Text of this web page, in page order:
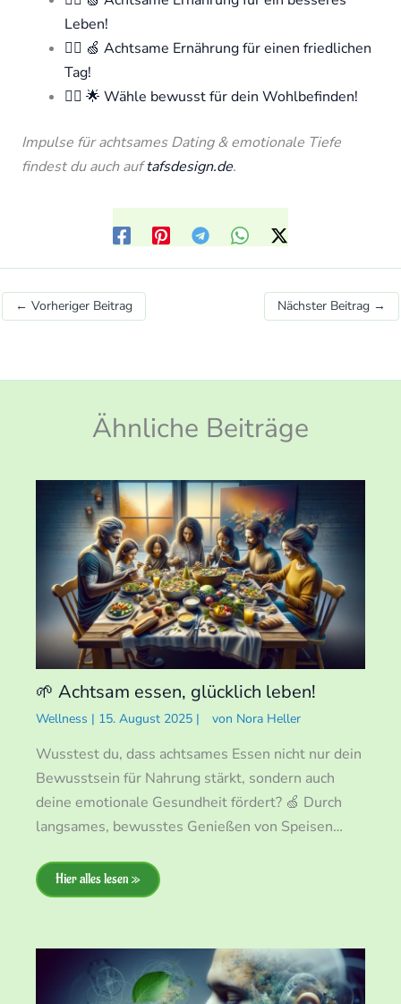
Leben!
🧘‍♀️ 🍏 Achtsame Ernährung für einen friedlichen
Tag!
🧘‍♀️ 🌟 Wähle bewusst für dein Wohlbefinden!
Impulse für achtsames Dating & emotionale Tiefe
findest du auch auftafsdesign.de.
← Vorheriger Beitrag Nächster Beitrag →
Ähnliche Beiträge
🌱 Achtsam essen, glücklich leben!
Wellness | 15. August 2025 | von Nora Heller
Wusstest du, dass achtsames Essen nicht nur dein
Bewusstsein für Nahrung stärkt, sondern auch
deine emotionale Gesundheit fördert? 🍏 Durch
langsames, bewusstes Genießen von Speisen…
Hier alles lesen »